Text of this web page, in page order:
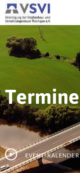
Termine
Event-Kalender